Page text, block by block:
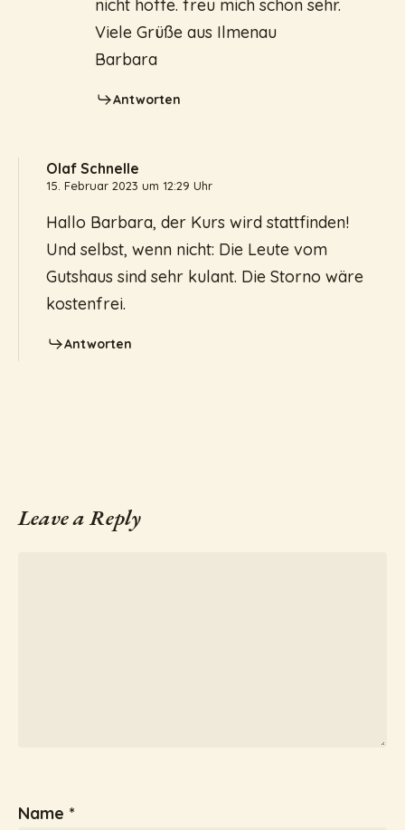
nicht hoffe. freu mich schon sehr.
Viele Grüße aus Ilmenau
Barbara
Antworten
Olaf Schnelle
15. Februar 2023 um 12:29 Uhr
Hallo Barbara, der Kurs wird stattfinden!
Und selbst, wenn nicht: Die Leute vom
Gutshaus sind sehr kulant. Die Storno wäre
kostenfrei.
Antworten
Leave a Reply
Name *